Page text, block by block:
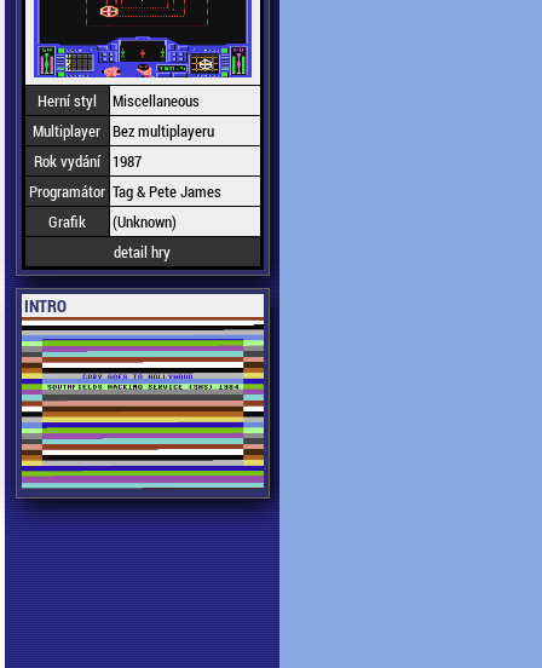
Herní styl
Miscellaneous
Multiplayer Bez multiplayeru
Rok vydání
1987
Programátor Tag & Pete James
Grafik
(Unknown)
detail hry
INTRO